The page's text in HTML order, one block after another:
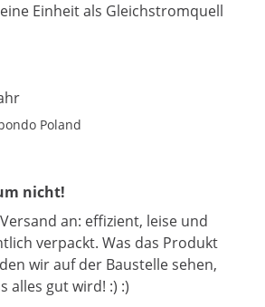
Einheit als Gleichstromquell
Poland
nicht!
an: effizient, leise und
verpackt. Was das Produkt
wir auf der Baustelle sehen,
alles gut wird! :) :)